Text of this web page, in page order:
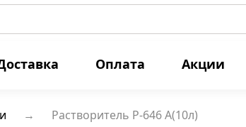
Оплата Акции
Растворитель Р-646 А(10л)